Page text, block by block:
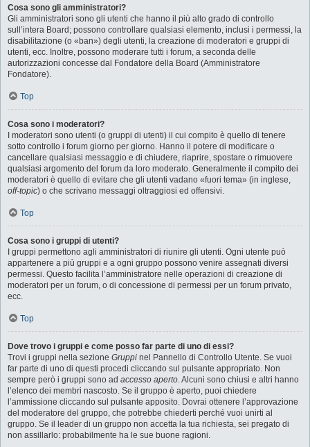
Cosa sono gli amministratori?
Gli amministratori sono gli utenti che hanno il più alto grado di controllo
sull’intera Board; possono controllare qualsiasi elemento, inclusi i permessi, la
disabilitazione (o «ban») degli utenti, la creazione di moderatori e gruppi di
utenti, ecc. Inoltre, possono moderare tutti i forum, a seconda delle
autorizzazioni concesse dal Fondatore della Board (Amministratore
Fondatore).
Top
Cosa sono i moderatori?
I moderatori sono utenti (o gruppi di utenti) il cui compito è quello di tenere
sotto controllo i forum giorno per giorno. Hanno il potere di modificare o
cancellare qualsiasi messaggio e di chiudere, riaprire, spostare o rimuovere
qualsiasi argomento del forum da loro moderato. Generalmente il compito dei
moderatori è quello di evitare che gli utenti vadano «fuori tema» (in inglese,
off-topic) o che scrivano messaggi oltraggiosi ed offensivi.
Top
Cosa sono i gruppi di utenti?
I gruppi permettono agli amministratori di riunire gli utenti. Ogni utente può
appartenere a più gruppi e a ogni gruppo possono venire assegnati diversi
permessi. Questo facilita l’amministratore nelle operazioni di creazione di
moderatori per un forum, o di concessione di permessi per un forum privato,
ecc.
Top
Dove trovo i gruppi e come posso far parte di uno di essi?
Trovi i gruppi nella sezione Gruppi nel Pannello di Controllo Utente. Se vuoi
far parte di uno di questi procedi cliccando sul pulsante appropriato. Non
sempre però i gruppi sono ad accesso aperto. Alcuni sono chiusi e altri hanno
l’elenco dei membri nascosto. Se il gruppo è aperto, puoi chiedere
l’ammissione cliccando sul pulsante apposito. Dovrai ottenere l’approvazione
del moderatore del gruppo, che potrebbe chiederti perché vuoi unirti al
gruppo. Se il leader di un gruppo non accetta la tua richiesta, sei pregato di
non assillarlo: probabilmente ha le sue buone ragioni.